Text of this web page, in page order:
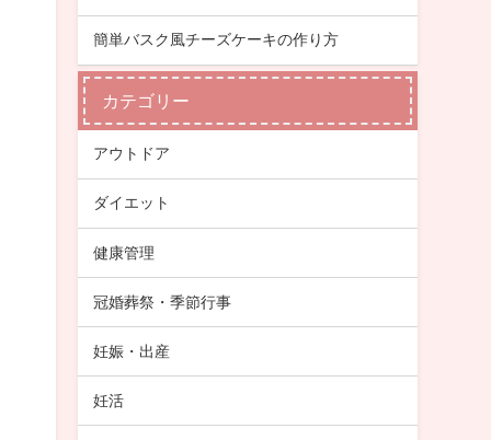
簡単バスク風チーズケーキの作り方
カテゴリー
アウトドア
ダイエット
健康管理
冠婚葬祭・季節行事
妊娠・出産
妊活